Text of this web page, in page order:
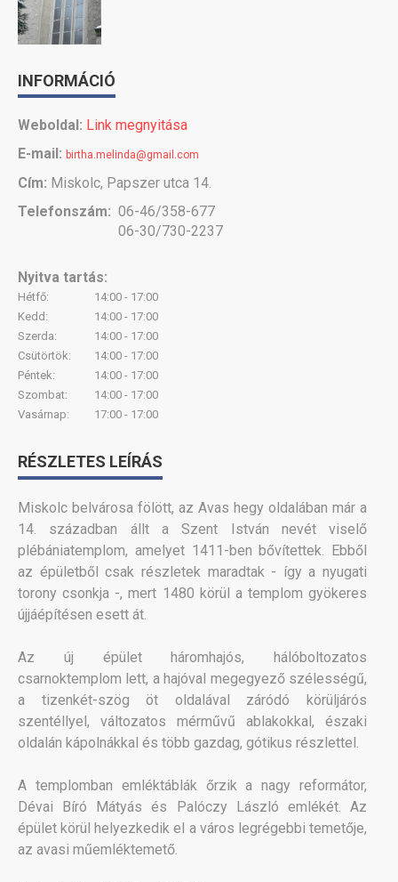
INFORMÁCIÓ
Weboldal: Link megnyitása
E-mail: birtha.melinda@gmail.com
Cím: Miskolc, Papszer utca 14.
Telefonszám: 06-46/358-677
06-30/730-2237
Nyitva tartás:
Hétfő:
14:00 - 17:00
Kedd:
14:00 - 17:00
Szerda:
14:00 - 17:00
Csütörtök:
14:00 - 17:00
Péntek:
14:00 - 17:00
Szombat:
14:00 - 17:00
Vasárnap:
17:00 - 17:00
RÉSZLETES LEÍRÁS
Miskolc belvárosa fölött, az Avas hegy oldalában már a
14. században állt a Szent István nevét viselő
plébániatemplom, amelyet 1411-ben bővítettek. Ebből
az épületből csak részletek maradtak - így a nyugati
torony csonkja -, mert 1480 körül a templom gyökeres
újjáépítésen esett át.
Az új épület háromhajós, hálóboltozatos
csarnoktemplom lett, a hajóval megegyező szélességű,
a tizenkét-szög öt oldalával záródó körüljárós
szentéllyel, változatos mérművű ablakokkal, északi
oldalán kápolnákkal és több gazdag, gótikus részlettel.
A templomban emléktáblák őrzik a nagy reformátor,
Dévai Bíró Mátyás és Palóczy László emlékét. Az
épület körül helyezkedik el a város legrégebbi temetője,
az avasi műemléktemető.